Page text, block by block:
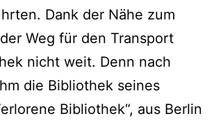
Dank der Nähe zum
Weg für den Transport
nicht weit. Denn nach
die Bibliothek seines
Bibliothek“, aus Berlin